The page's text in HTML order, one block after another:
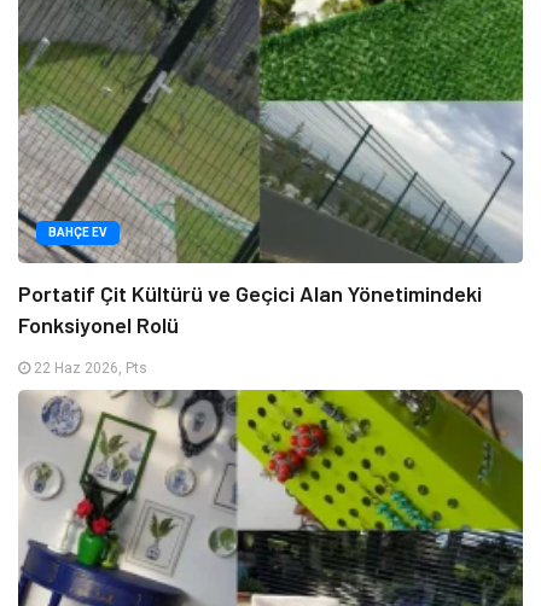
BAHÇE EV
Portatif Çit Kültürü ve Geçici Alan Yönetimindeki
Fonksiyonel Rolü
22 Haz 2026, Pts